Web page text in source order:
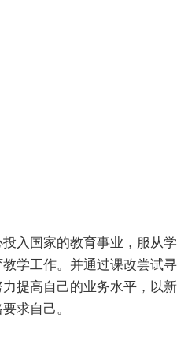
入国家的教育事业，服从学
学工作。并通过课改尝试寻
提高自己的业务水平，以新
求自己。